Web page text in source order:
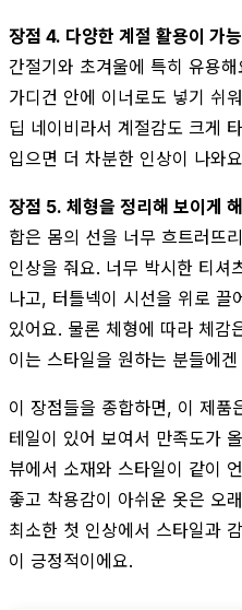
장점 4. 다양한 계절 활용이 가
간절기와 초겨울에 특히 유용
가디건 안에 이너로도 넣기 쉬
딥 네이비라서 계절감도 크게
입으면 더 차분한 인상이 나와
장점 5. 체형을 정리해 보이게
합은 몸의 선을 너무 흐트러뜨
인상을 줘요. 너무 박시한 티셔
나고, 터틀넥이 시선을 위로 끌
있어요. 물론 체형에 따라 체감
이는 스타일을 원하는 분들에
이 장점들을 종합하면, 이 제품
테일이 있어 보여서 만족도가
뷰에서 소재와 스타일이 같이
좋고 착용감이 아쉬운 옷은 오
최소한 첫 인상에서 스타일과
이 긍정적이에요.